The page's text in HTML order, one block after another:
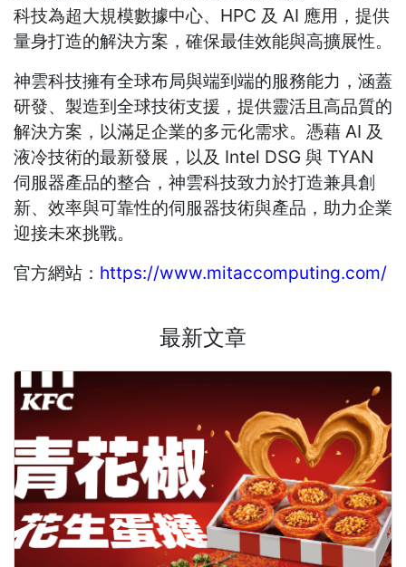
科技為超大規模數據中心、HPC 及 AI 應用，提供
量身打造的解決方案，確保最佳效能與高擴展性。
神雲科技擁有全球布局與端到端的服務能力，涵蓋
研發、製造到全球技術支援，提供靈活且高品質的
解決方案，以滿足企業的多元化需求。憑藉 AI 及
液冷技術的最新發展，以及 Intel DSG 與 TYAN
伺服器產品的整合，神雲科技致力於打造兼具創
新、效率與可靠性的伺服器技術與產品，助力企業
迎接未來挑戰。
官方網站： https://www.mitaccomputing.com/
最新文章